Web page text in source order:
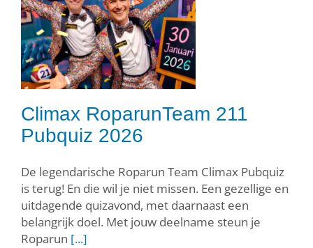
Climax RoparunTeam 211
Pubquiz 2026
De legendarische Roparun Team Climax Pubquiz
is terug! En die wil je niet missen. Een gezellige en
uitdagende quizavond, met daarnaast een
belangrijk doel. Met jouw deelname steun je
Roparun [...]